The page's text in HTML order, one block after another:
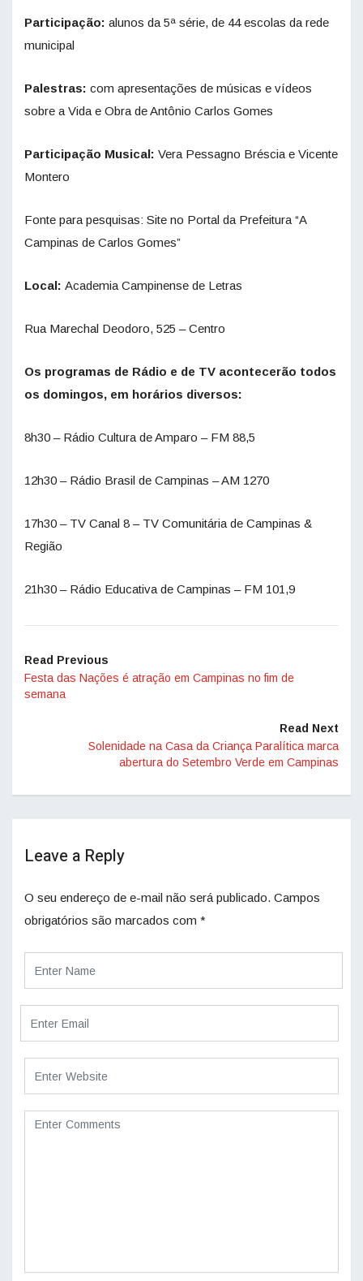
Participação: alunos da 5ª série, de 44 escolas da rede
municipal
Palestras: com apresentações de músicas e vídeos
sobre a Vida e Obra de Antônio Carlos Gomes
Participação Musical: Vera Pessagno Bréscia e Vicente
Montero
Fonte para pesquisas: Site no Portal da Prefeitura “A
Campinas de Carlos Gomes”
Local: Academia Campinense de Letras
Rua Marechal Deodoro, 525 – Centro
Os programas de Rádio e de TV acontecerão todos
os domingos, em horários diversos:
8h30 – Rádio Cultura de Amparo – FM 88,5
12h30 – Rádio Brasil de Campinas – AM 1270
17h30 – TV Canal 8 – TV Comunitária de Campinas &
Região
21h30 – Rádio Educativa de Campinas – FM 101,9
Read Previous
Festa das Nações é atração em Campinas no fim de
semana
Read Next
Solenidade na Casa da Criança Paralítica marca
abertura do Setembro Verde em Campinas
Leave a Reply
O seu endereço de e-mail não será publicado. Campos
obrigatórios são marcados com *